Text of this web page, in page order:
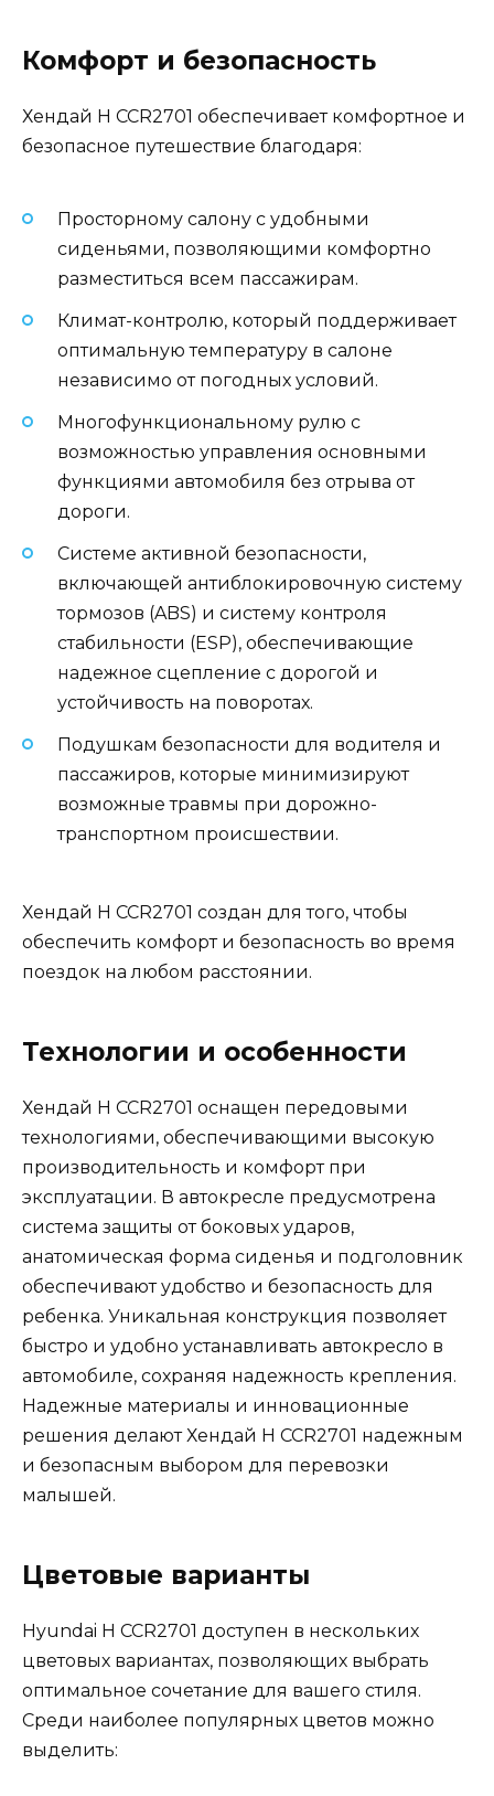
Комфорт и безопасность
Хендай H CCR2701 обеспечивает комфортное и
безопасное путешествие благодаря:
Просторному салону с удобными
сиденьями, позволяющими комфортно
разместиться всем пассажирам.
Климат-контролю, который поддерживает
оптимальную температуру в салоне
независимо от погодных условий.
Многофункциональному рулю с
возможностью управления основными
функциями автомобиля без отрыва от
дороги.
Системе активной безопасности,
включающей антиблокировочную систему
тормозов (ABS) и систему контроля
стабильности (ESP), обеспечивающие
надежное сцепление с дорогой и
устойчивость на поворотах.
Подушкам безопасности для водителя и
пассажиров, которые минимизируют
возможные травмы при дорожно-
транспортном происшествии.
Хендай H CCR2701 создан для того, чтобы
обеспечить комфорт и безопасность во время
поездок на любом расстоянии.
Технологии и особенности
Хендай H CCR2701 оснащен передовыми
технологиями, обеспечивающими высокую
производительность и комфорт при
эксплуатации. В автокресле предусмотрена
система защиты от боковых ударов,
анатомическая форма сиденья и подголовник
обеспечивают удобство и безопасность для
ребенка. Уникальная конструкция позволяет
быстро и удобно устанавливать автокресло в
автомобиле, сохраняя надежность крепления.
Надежные материалы и инновационные
решения делают Хендай H CCR2701 надежным
и безопасным выбором для перевозки
малышей.
Цветовые варианты
Hyundai H CCR2701 доступен в нескольких
цветовых вариантах, позволяющих выбрать
оптимальное сочетание для вашего стиля.
Среди наиболее популярных цветов можно
выделить: